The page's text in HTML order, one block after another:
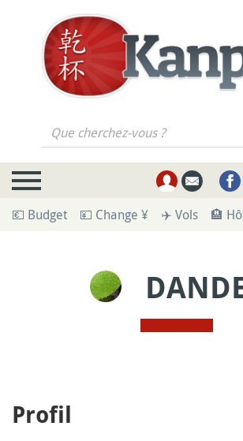
Que cherchez-vous ?
💶 Budget 💴 Change ¥ ✈️ Vols 🏨
Profil